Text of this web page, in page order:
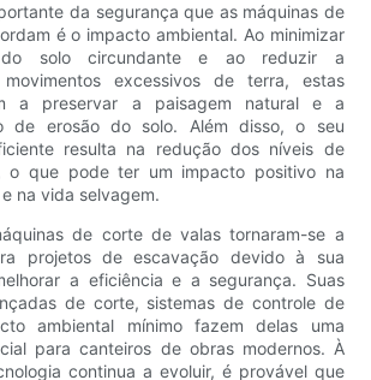
da segurança que as máquinas de
é o impacto ambiental. Ao minimizar
solo circundante e ao reduzir a
excessivos de terra, estas
a preservar a paisagem natural e a
de erosão do solo. Além disso, o seu
resulta na redução dos níveis de
o que pode ter um impacto positivo na
na vida selvagem.
de corte de valas tornaram-se a
projetos de escavação devido à sua
a eficiência e a segurança. Suas
de corte, sistemas de controle de
ambiental mínimo fazem delas uma
para canteiros de obras modernos. À
continua a evoluir, é provável que